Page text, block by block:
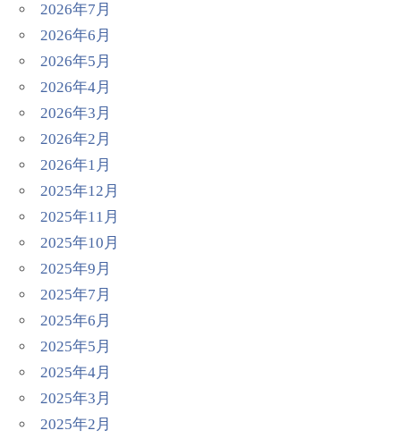
2026年7月
2026年6月
2026年5月
2026年4月
2026年3月
2026年2月
2026年1月
2025年12月
2025年11月
2025年10月
2025年9月
2025年7月
2025年6月
2025年5月
2025年4月
2025年3月
2025年2月